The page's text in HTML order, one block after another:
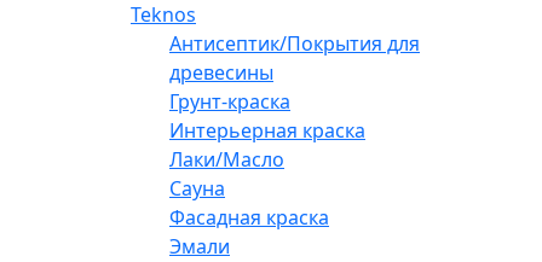
Teknos
Антисептик/Покрытия для
древесины
Грунт-краска
Интерьерная краска
Лаки/Масло
Сауна
Фасадная краска
Эмали